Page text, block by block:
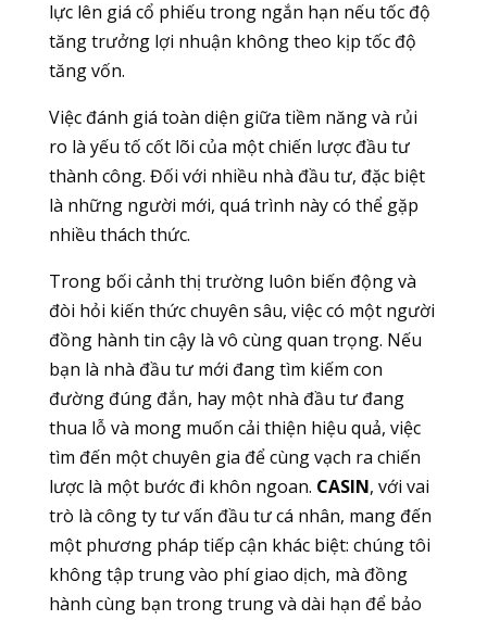
lực lên giá cổ phiếu trong ngắn hạn nếu tốc độ
tăng trưởng lợi nhuận không theo kịp tốc độ
tăng vốn.
Việc đánh giá toàn diện giữa tiềm năng và rủi
ro là yếu tố cốt lõi của một chiến lược đầu tư
thành công. Đối với nhiều nhà đầu tư, đặc biệt
là những người mới, quá trình này có thể gặp
nhiều thách thức.
Trong bối cảnh thị trường luôn biến động và
đòi hỏi kiến thức chuyên sâu, việc có một người
đồng hành tin cậy là vô cùng quan trọng. Nếu
bạn là nhà đầu tư mới đang tìm kiếm con
đường đúng đắn, hay một nhà đầu tư đang
thua lỗ và mong muốn cải thiện hiệu quả, việc
tìm đến một chuyên gia để cùng vạch ra chiến
lược là một bước đi khôn ngoan. CASIN, với vai
trò là công ty tư vấn đầu tư cá nhân, mang đến
một phương pháp tiếp cận khác biệt: chúng tôi
không tập trung vào phí giao dịch, mà đồng
hành cùng bạn trong trung và dài hạn để bảo